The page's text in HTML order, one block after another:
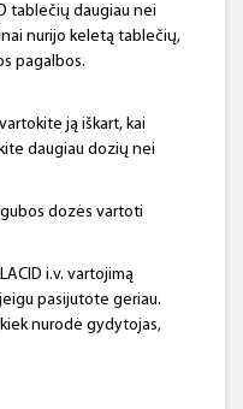
tablečių daugiau nei
nurijo keletą tablečių,
pagalbos.
ją iškart, kai
daugiau dozių nei
dozės vartoti
i.v. vartojimą
pasijutote geriau.
kiek nurodė gydytojas,